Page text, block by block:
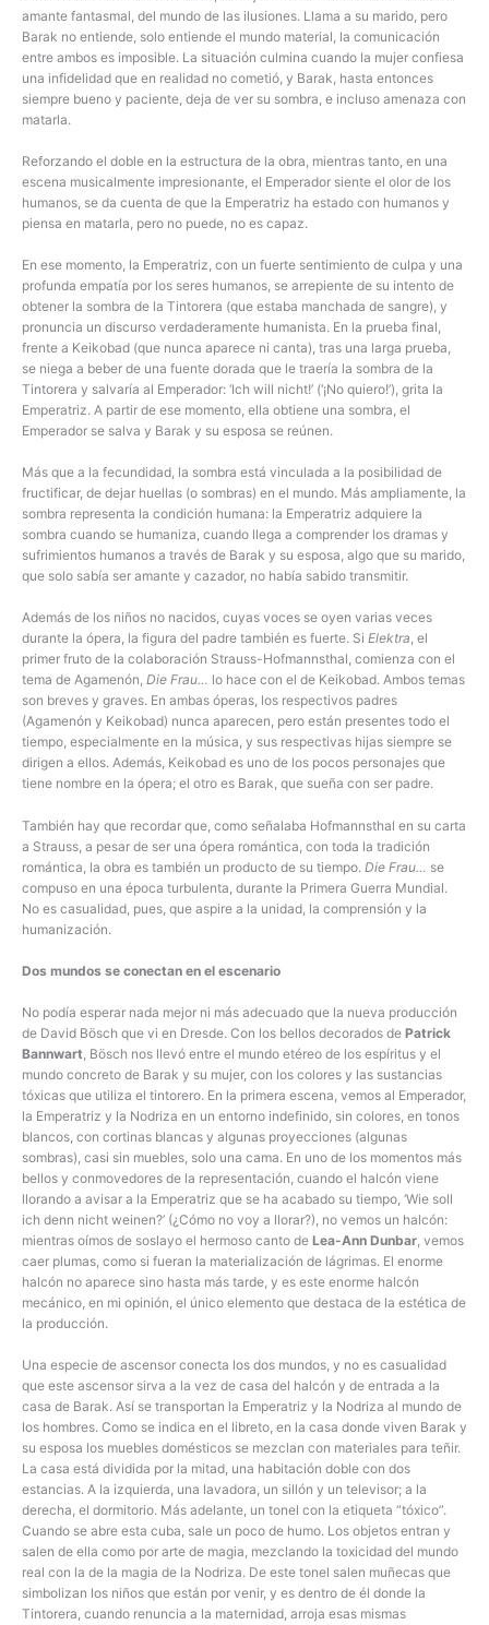
amante fantasmal, del mundo de las ilusiones. Llama a su marido, pero
Barak no entiende, solo entiende el mundo material, la comunicación
entre ambos es imposible. La situación culmina cuando la mujer confiesa
una infidelidad que en realidad no cometió, y Barak, hasta entonces
siempre bueno y paciente, deja de ver su sombra, e incluso amenaza con
matarla.
Reforzando el doble en la estructura de la obra, mientras tanto, en una
escena musicalmente impresionante, el Emperador siente el olor de los
humanos, se da cuenta de que la Emperatriz ha estado con humanos y
piensa en matarla, pero no puede, no es capaz.
En ese momento, la Emperatriz, con un fuerte sentimiento de culpa y una
profunda empatía por los seres humanos, se arrepiente de su intento de
obtener la sombra de la Tintorera (que estaba manchada de sangre), y
pronuncia un discurso verdaderamente humanista. En la prueba final,
frente a Keikobad (que nunca aparece ni canta), tras una larga prueba,
se niega a beber de una fuente dorada que le traería la sombra de la
Tintorera y salvaría al Emperador: ‘Ich will nicht!’ (‘¡No quiero!’), grita la
Emperatriz. A partir de ese momento, ella obtiene una sombra, el
Emperador se salva y Barak y su esposa se reúnen.
Más que a la fecundidad, la sombra está vinculada a la posibilidad de
fructificar, de dejar huellas (o sombras) en el mundo. Más ampliamente, la
sombra representa la condición humana: la Emperatriz adquiere la
sombra cuando se humaniza, cuando llega a comprender los dramas y
sufrimientos humanos a través de Barak y su esposa, algo que su marido,
que solo sabía ser amante y cazador, no había sabido transmitir.
Además de los niños no nacidos, cuyas voces se oyen varias veces
durante la ópera, la figura del padre también es fuerte. Si Elektra, el
primer fruto de la colaboración Strauss-Hofmannsthal, comienza con el
tema de Agamenón, Die Frau… lo hace con el de Keikobad. Ambos temas
son breves y graves. En ambas óperas, los respectivos padres
(Agamenón y Keikobad) nunca aparecen, pero están presentes todo el
tiempo, especialmente en la música, y sus respectivas hijas siempre se
dirigen a ellos. Además, Keikobad es uno de los pocos personajes que
tiene nombre en la ópera; el otro es Barak, que sueña con ser padre.
También hay que recordar que, como señalaba Hofmannsthal en su carta
a Strauss, a pesar de ser una ópera romántica, con toda la tradición
romántica, la obra es también un producto de su tiempo. Die Frau… se
compuso en una época turbulenta, durante la Primera Guerra Mundial.
No es casualidad, pues, que aspire a la unidad, la comprensión y la
humanización.
Dos mundos se conectan en el escenario
No podía esperar nada mejor ni más adecuado que la nueva producción
de David Bösch que vi en Dresde. Con los bellos decorados de Patrick
Bannwart , Bösch nos llevó entre el mundo etéreo de los espíritus y el
mundo concreto de Barak y su mujer, con los colores y las sustancias
tóxicas que utiliza el tintorero. En la primera escena, vemos al Emperador,
la Emperatriz y la Nodriza en un entorno indefinido, sin colores, en tonos
blancos, con cortinas blancas y algunas proyecciones (algunas
sombras), casi sin muebles, solo una cama. En uno de los momentos más
bellos y conmovedores de la representación, cuando el halcón viene
llorando a avisar a la Emperatriz que se ha acabado su tiempo, ‘Wie soll
ich denn nicht weinen?’ (¿Cómo no voy a llorar?), no vemos un halcón:
mientras oímos de soslayo el hermoso canto de Lea-Ann Dunbar , vemos
caer plumas, como si fueran la materialización de lágrimas. El enorme
halcón no aparece sino hasta más tarde, y es este enorme halcón
mecánico, en mi opinión, el único elemento que destaca de la estética de
la producción.
Una especie de ascensor conecta los dos mundos, y no es casualidad
que este ascensor sirva a la vez de casa del halcón y de entrada a la
casa de Barak. Así se transportan la Emperatriz y la Nodriza al mundo de
los hombres. Como se indica en el libreto, en la casa donde viven Barak y
su esposa los muebles domésticos se mezclan con materiales para teñir.
La casa está dividida por la mitad, una habitación doble con dos
estancias. A la izquierda, una lavadora, un sillón y un televisor; a la
derecha, el dormitorio. Más adelante, un tonel con la etiqueta “tóxico”.
Cuando se abre esta cuba, sale un poco de humo. Los objetos entran y
salen de ella como por arte de magia, mezclando la toxicidad del mundo
real con la de la magia de la Nodriza. De este tonel salen muñecas que
simbolizan los niños que están por venir, y es dentro de él donde la
Tintorera, cuando renuncia a la maternidad, arroja esas mismas